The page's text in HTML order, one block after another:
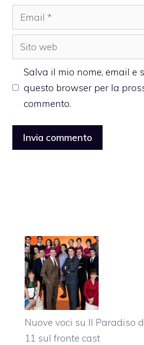
Email
Sito
web
Salva il mio nome, email e
questo browser per la
commento.
Nuove voci su Il Paradiso
11 sul fronte cast